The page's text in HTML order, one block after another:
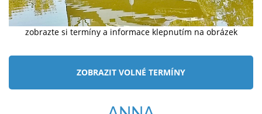
zobrazte si termíny a informace klepnutím na obrázek
ZOBRAZIT VOLNÉ TERMÍNY